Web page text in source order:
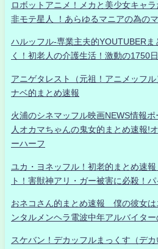
ロボットアニメ！メカと美少女キャ
非モテ星人 ！あらゆるマニアの為の
ハルッフル-専業主夫的YOUTUBERま
く！初老人の介護生活！激動の1750日
アニゲタレスト（元祖！アニメッフ
ナベ的まとめ速報
火浦のシネマッフル映画NEWS情報
人オカマちゃんの鬼女的まとめ速報!
ーハーフ
ユカ・ヨネッフル！初老的まとめ速
ト！害獣神アリ・ガー被害に必殺！
おネコさん的まとめ速報 僕の彼女は
ンタルメンヘラ電波中年アルバイタ
スケバン！デカッフルまっくす（デ